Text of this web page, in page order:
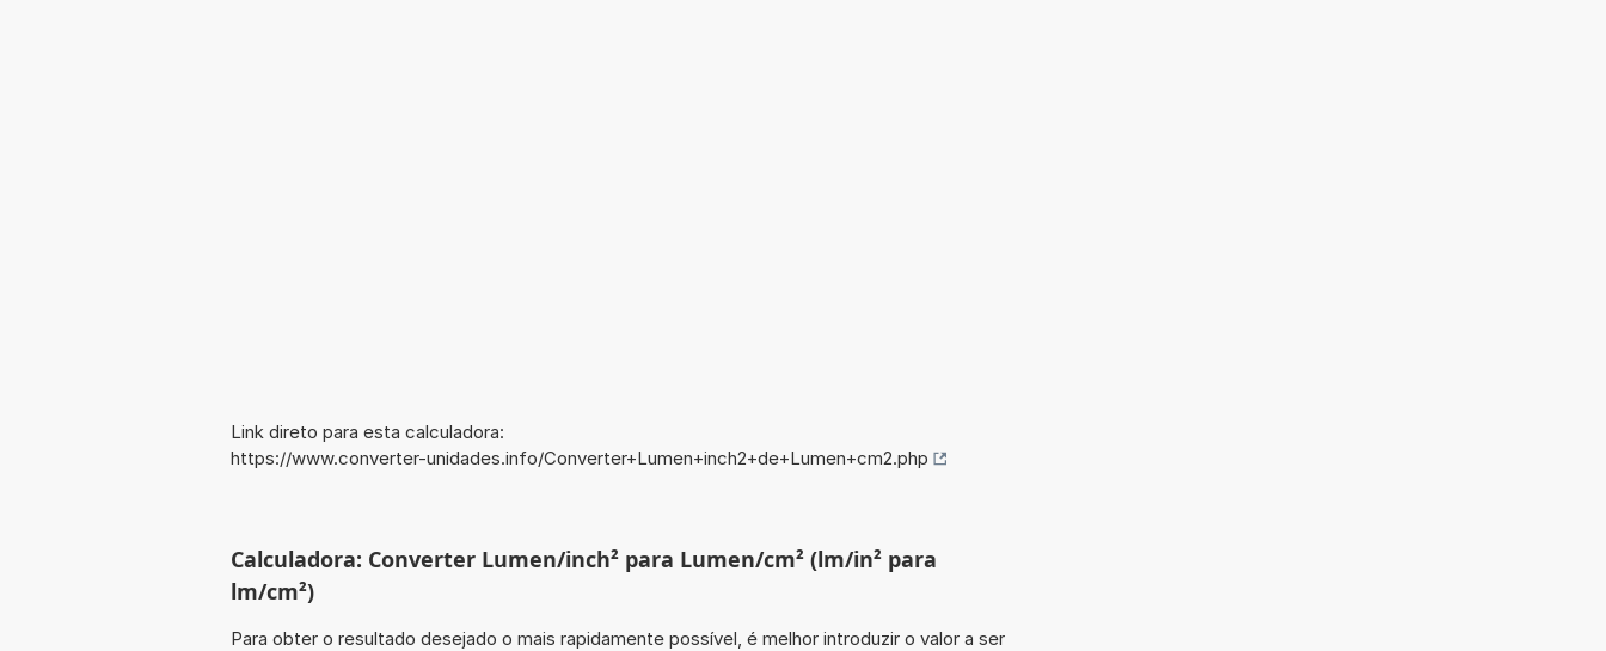
Link direto para esta calculadora:
https://www.converter-unidades.info/Converter+Lumen+inch2+de+Lumen+cm2.php
Calculadora: Converter Lumen/inch² para Lumen/cm² (lm/in² para
lm/cm²)
Para obter o resultado desejado o mais rapidamente possível, é melhor introduzir o valor a ser